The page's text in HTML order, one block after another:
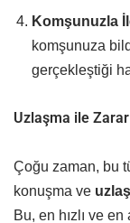
Komşunuzla
komşunuza
gerçekleştiği
Uzlaşma ile
Çoğu zaman, bu
konuşma ve
Bu, en hızlı ve